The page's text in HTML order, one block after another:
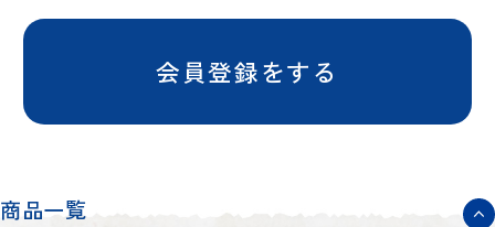
会員登録をする
商品一覧